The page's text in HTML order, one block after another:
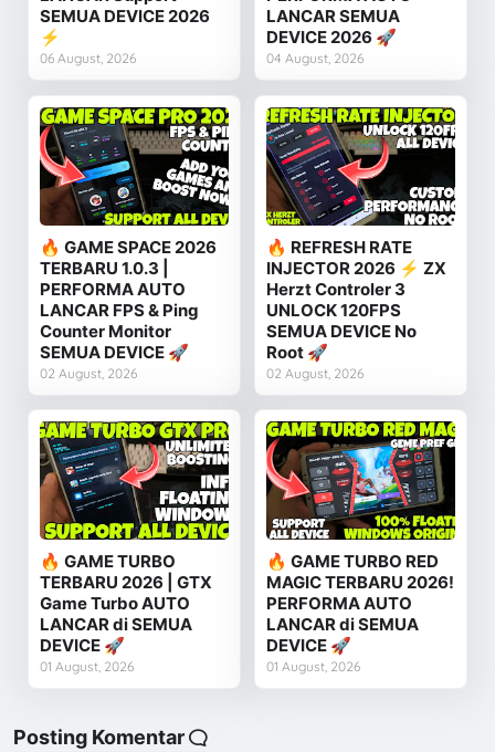
SEMUA DEVICE 2026
⚡
06 August, 2026
LANCAR SEMUA
DEVICE 2026 🚀
04 August, 2026
🔥 GAME SPACE 2026
TERBARU 1.0.3 |
PERFORMA AUTO
LANCAR FPS & Ping
Counter Monitor
SEMUA DEVICE 🚀
02 August, 2026
🔥 REFRESH RATE
INJECTOR 2026 ⚡ ZX
Herzt Controler 3
UNLOCK 120FPS
SEMUA DEVICE No
Root 🚀
02 August, 2026
🔥 GAME TURBO
TERBARU 2026 | GTX
Game Turbo AUTO
LANCAR di SEMUA
DEVICE 🚀
01 August, 2026
🔥 GAME TURBO RED
MAGIC TERBARU 2026!
PERFORMA AUTO
LANCAR di SEMUA
DEVICE 🚀
01 August, 2026
Posting Komentar